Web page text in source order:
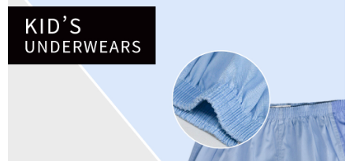
權轉讓予恩沛科技股份有限公司。
２．關於個人資料處理事宜，請瀏覽以下網址：
https://aftee.tw/terms/#terms3
３．未成年的使用者請事先徵得法定代理人或監護人之同意方可使用
「AFTEE先享後付」，若未經同意申辦者引起之損失，本公司不負相關責
４．使用「AFTEE先享後付」時，將依據個別帳號之用戶狀況，依本公司即
時審查核予不同之上限額度；若仍有額度不足之情形，本公司將視審查結果
５．嚴禁一人註冊多個帳號或使用他人資訊註冊。若發現惡意使用之情形，
恩沛科技股份有限公司將有權停止該用戶之使用額度並採取法律行動。